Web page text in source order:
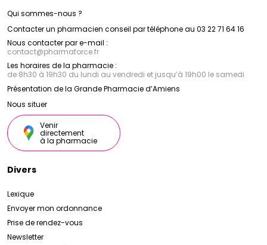
Qui sommes-nous ?
Contacter un pharmacien conseil par téléphone au 03 22 71 64 16
Nous contacter par e-mail :
contact@pharmaforce.fr
Les horaires de la pharmacie :
de 8h30 à 19h30 du lundi au vendredi et jusqu’à 19h00 le samedi
Présentation de la Grande Pharmacie d’Amiens
Nous situer
Venir
directement
à la pharmacie
Divers
Lexique
Envoyer mon ordonnance
Prise de rendez-vous
Newsletter